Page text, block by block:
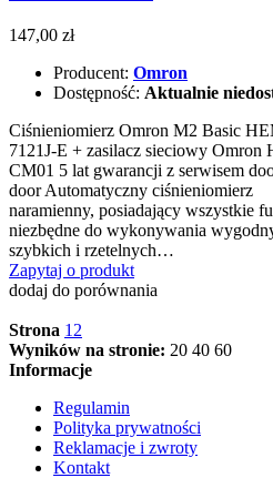
147,00 zł
Producent: Omron
Dostępność: Aktualnie
Ciśnieniomierz Omron M2 Basic
7121J-E + zasilacz sieciowy Omron
CM01 5 lat gwarancji z serwisem
door Automatyczny ciśnieniomierz
naramienny, posiadający wszystkie
niezbędne do wykonywania
szybkich i rzetelnych…
Zapytaj o produkt
dodaj do porównania
Strona 1 2
Wyników na stronie: 20 40 60
Informacje
Regulamin
Polityka prywatności
Reklamacje i zwroty
Kontakt